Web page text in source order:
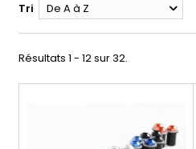
Tri De A à Z
Résultats 1 - 12 sur 32.